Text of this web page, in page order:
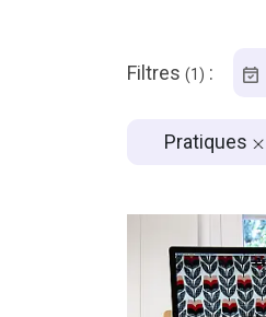
Filtres (1) :
Pratiques